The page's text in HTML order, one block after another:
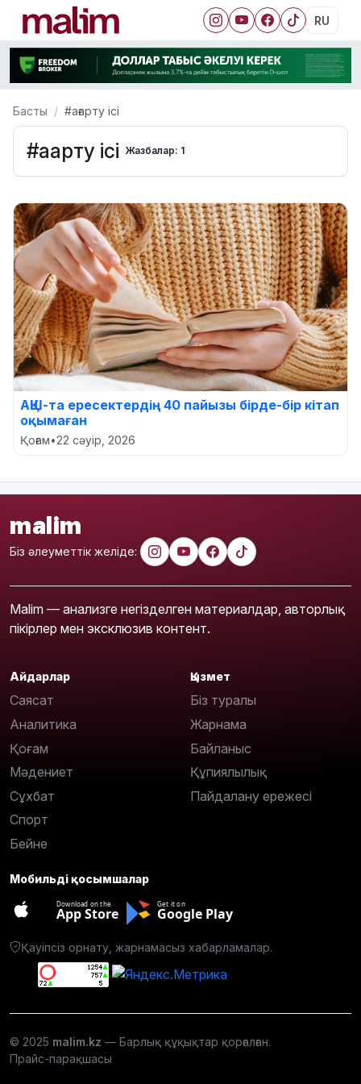
RU
Басты #ағарту ісі
#ағарту ісі Жазбалар: 1
АҚШ-та ересектердің 40 пайызы бірде-бір кітап
оқымаған
Қоғам•22 сәуір, 2026
malim
Біз әлеуметтік желіде:
Malim — анализге негізделген материалдар, авторлық
пікірлер мен эксклюзив контент.
Айдарлар
Саясат
Аналитика
Қоғам
Мәдениет
Сұхбат
Спорт
Бейне
Қызмет
Біз туралы
Жарнама
Байланыс
Құпиялылық
Пайдалану ережесі
Мобильді қосымшалар
Download on the
App Store
Get it on
Google Play
Қауіпсіз орнату, жарнамасыз хабарламалар.
© 2025 malim.kz — Барлық құқықтар қорғалған.
Прайс-парақшасы